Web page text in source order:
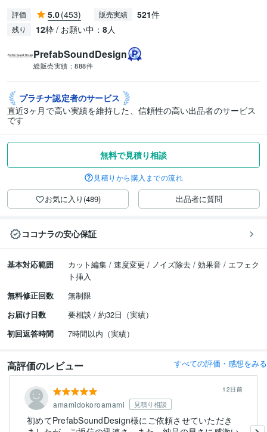
評価 5.0(453) 販売実績 521件
残り 12枠 / お願い中： 8人
PrefabSoundDesign
総販売実績： 888件
プラチナ認定者のサービス
直近3ヶ月で高い実績を維持した、信頼性の高い出品者のサービス
です
無料で見積り相談
見積りから購入までの流れ
お気に入り(489) 出品者に質問
ココナラの安心保証
基本対応範囲
カット編集 / 速度変更 / ノイズ除去 / 効果音 / エフェク
ト挿入
無料修正回数
無制限
お届け日数
要相談 / 約32日（実績）
初回返答時間
7時間以内（実績）
高評価のレビュー すべての評価・感想をみる
amamidokoroamami 見積り相談
12日前
初めてPrefabSoundDesign様にご依頼させていただき